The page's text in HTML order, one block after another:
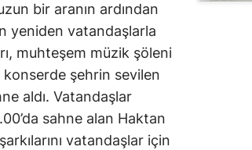
bir aranın ardından
yeniden vatandaşlarla
muhteşem müzik şöleni
konserde şehrin sevilen
aldı. Vatandaşlar
sahne alan Haktan
vatandaşlar için